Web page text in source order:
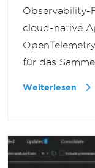
Observability-
cloud-native
für das
Weiterlesen